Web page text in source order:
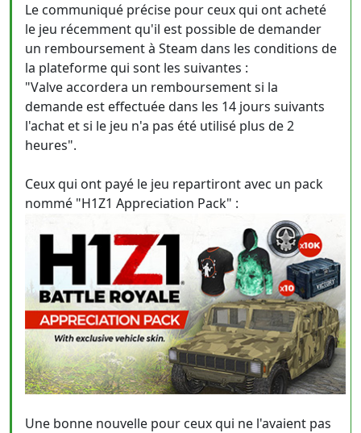
Le communiqué précise pour ceux qui ont acheté
le jeu récemment qu'il est possible de demander
un remboursement à Steam dans les conditions de
la plateforme qui sont les suivantes :
"Valve accordera un remboursement si la
demande est effectuée dans les 14 jours suivants
l'achat et si le jeu n'a pas été utilisé plus de 2
heures".
Ceux qui ont payé le jeu repartiront avec un pack
nommé "H1Z1 Appreciation Pack" :
Une bonne nouvelle pour ceux qui ne l'avaient pas